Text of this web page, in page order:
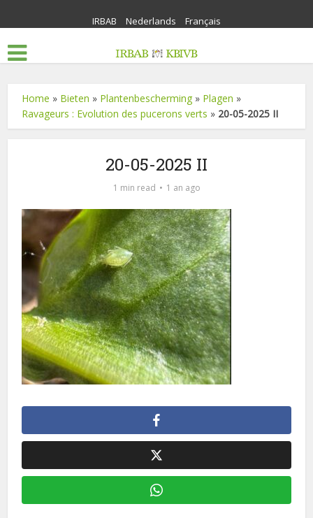
IRBAB Nederlands Français
Home » Bieten » Plantenbescherming » Plagen »
Ravageurs : Evolution des pucerons verts » 20-05-2025 II
20-05-2025 II
1 min read 1 an ago